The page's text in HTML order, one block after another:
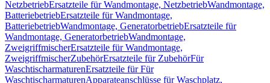
NetzbetriebErsatzteile für Wandmontage, NetzbetriebWandmontage,
BatteriebetriebErsatzteile für Wandmontage,
BatteriebetriebWandmontage, GeneratorbetriebErsatzteile für
Wandmontage, GeneratorbetriebWandmontage,
ZweigriffmischerErsatzteile für Wandmontage,
ZweigriffmischerZubehörErsatzteile für ZubehörFür
WaschtischarmaturenErsatzteile für Für
WaschtischarmaturenApparateanschlüsse für Waschplatz,